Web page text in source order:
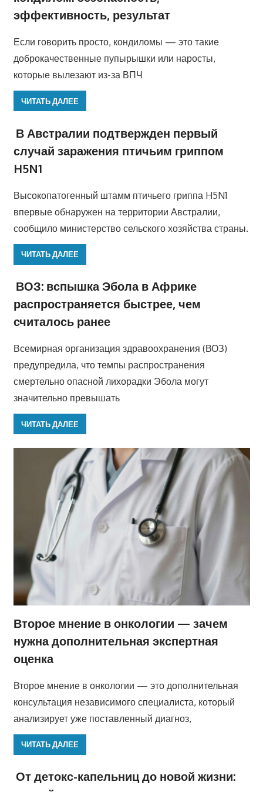
эффективность, результат
Если говорить просто, кондиломы — это такие
доброкачественные пупырышки или наросты,
которые вылезают из-за ВПЧ
ЧИТАТЬ ДАЛЕЕ
В Австралии подтвержден первый
случай заражения птичьим гриппом
H5N1
Высокопатогенный штамм птичьего гриппа H5N1
впервые обнаружен на территории Австралии,
сообщило министерство сельского хозяйства страны.
ЧИТАТЬ ДАЛЕЕ
ВОЗ: вспышка Эбола в Африке
распространяется быстрее, чем
считалось ранее
Всемирная организация здравоохранения (ВОЗ)
предупредила, что темпы распространения
смертельно опасной лихорадки Эбола могут
значительно превышать
ЧИТАТЬ ДАЛЕЕ
Второе мнение в онкологии — зачем
нужна дополнительная экспертная
оценка
Второе мнение в онкологии — это дополнительная
консультация независимого специалиста, который
анализирует уже поставленный диагноз,
ЧИТАТЬ ДАЛЕЕ
От детокс-капельниц до новой жизни: